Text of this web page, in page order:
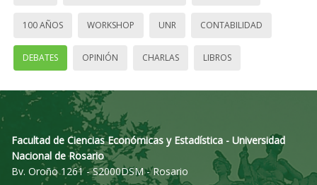
100 AÑOS WORKSHOP UNR CONTABILIDAD
DEBATES OPINIÓN CHARLAS LIBROS
Facultad de Ciencias Económicas y Estadística - Universidad
Nacional de Rosario
Bv. Oroño 1261 - S2000DSM - Rosario